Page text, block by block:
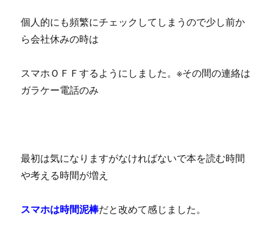
個人的にも頻繁にチェックしてしまうので少し前か
ら会社休みの時は
スマホＯＦＦするようにしました。※その間の連絡は
ガラケー電話のみ
最初は気になりますがなければないで本を読む時間
や考える時間が増え
スマホは時間泥棒だと改めて感じました。